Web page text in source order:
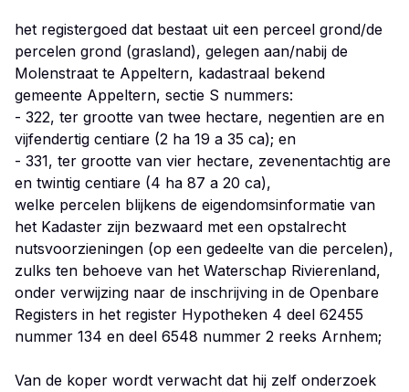
het registergoed dat bestaat uit een perceel grond/de
percelen grond (grasland), gelegen aan/nabij de
Molenstraat te Appeltern, kadastraal bekend
gemeente Appeltern, sectie S nummers:
- 322, ter grootte van twee hectare, negentien are en
vijfendertig centiare (2 ha 19 a 35 ca); en
- 331, ter grootte van vier hectare, zevenentachtig are
en twintig centiare (4 ha 87 a 20 ca),
welke percelen blijkens de eigendomsinformatie van
het Kadaster zijn bezwaard met een opstalrecht
nutsvoorzieningen (op een gedeelte van die percelen),
zulks ten behoeve van het Waterschap Rivierenland,
onder verwijzing naar de inschrijving in de Openbare
Registers in het register Hypotheken 4 deel 62455
nummer 134 en deel 6548 nummer 2 reeks Arnhem;
Van de koper wordt verwacht dat hij zelf onderzoek